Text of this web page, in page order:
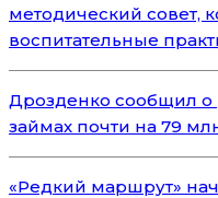
методический совет,
воспитательные
Дрозденко сообщил о
займах почти на 79
«Редкий маршрут»